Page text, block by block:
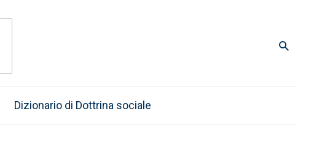
Dizionario di Dottrina sociale